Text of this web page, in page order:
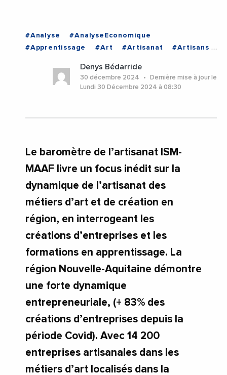
#Analyse
#AnalyseEconomique
#Apprentissage
#Art #Artisanat
#Artisans
#Economie
#Emploi
#Entreprises
#Formation
#Menuiserie
#Mode
Denys Bédarride
30 décembre 2024
Dernière mise à jour le
Lundi 30 Décembre 2024 à 08:30
Le baromètre de l’artisanat ISM-
MAAF livre un focus inédit sur la
dynamique de l’artisanat des
métiers d’art et de création en
région, en interrogeant les
créations d’entreprises et les
formations en apprentissage. La
région Nouvelle-Aquitaine démontre
une forte dynamique
entrepreneuriale, (+ 83% des
créations d’entreprises depuis la
période Covid). Avec 14 200
entreprises artisanales dans les
métiers d’art localisés dans la